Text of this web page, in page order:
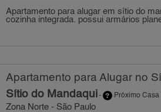
Apartamento para alugar em sítio do
cozinha integrada. possui armários
Apartamento para Alugar no
Sítio do Mandaqui- Próximo Casa
Zona Norte - São Paulo